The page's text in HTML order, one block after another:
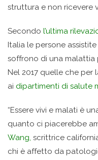
struttura e non ricevere
Secondo l’ultima
Italia le persone
soffrono di una malattia
Nel 2017 quelle che per
ai dipartimenti di salute
“Essere vivi e malati è
quanto ci piacerebbe
Wang, scrittrice
chi è affetto da